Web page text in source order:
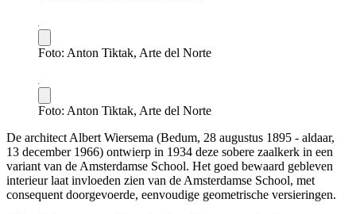
Foto: Anton Tiktak, Arte del Norte
Foto: Anton Tiktak, Arte del Norte
De architect Albert Wiersema (Bedum, 28 augustus 1895 - aldaar,
13 december 1966) ontwierp in 1934 deze sobere zaalkerk in een
variant van de Amsterdamse School. Het goed bewaard gebleven
interieur laat invloeden zien van de Amsterdamse School, met
consequent doorgevoerde, eenvoudige geometrische versieringen.